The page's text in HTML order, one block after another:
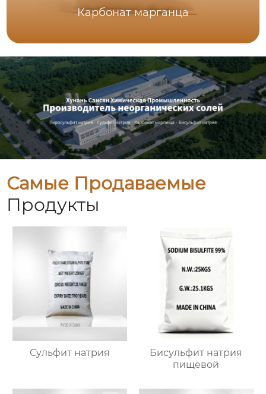
Карбонат марганца
Самые Продаваемые
Продукты
Сульфит натрия
Бисульфит натрия
пищевой